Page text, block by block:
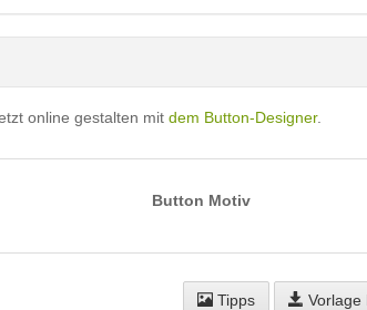
online gestalten mit dem Button-Designer.
Button Motiv
Tipps
Vorlage